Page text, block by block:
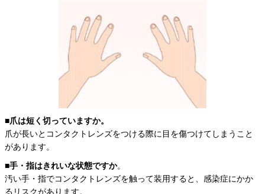
■爪は短く切っていますか。
爪が長いとコンタクトレンズをつける際に目を傷つけてしまうこと
があります。
■手・指はきれいな状態ですか。
汚い手・指でコンタクトレンズを触って装用すると、感染症にかか
るリスクがあります。